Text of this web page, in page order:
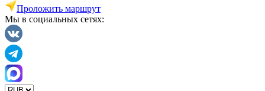
Проложить маршрут
Мы в социальных сетях: